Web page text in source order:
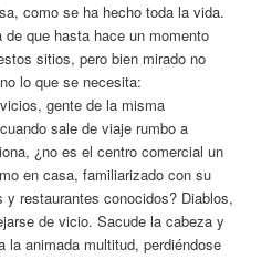
como se ha hecho toda la vida.
que hasta hace un momento
sitios, pero bien mirado no
lo que se necesita:
gente de la misma
sale de viaje rumbo a
¿no es el centro comercial un
en casa, familiarizado con su
restaurantes conocidos? Diablos,
de vicio. Sacude la cabeza y
la animada multitud, perdiéndose